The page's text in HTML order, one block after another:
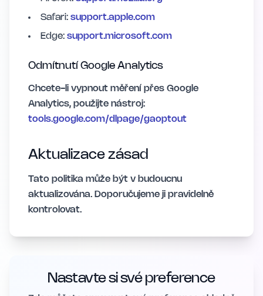
Safari: support.apple.com
Edge: support.microsoft.com
Odmítnutí Google Analytics
Chcete-li vypnout měření přes Google
Analytics, použijte nástroj:
tools.google.com/dlpage/gaoptout
Aktualizace zásad
Tato politika může být v budoucnu
aktualizována. Doporučujeme ji pravidelně
kontrolovat.
Nastavte si své preference